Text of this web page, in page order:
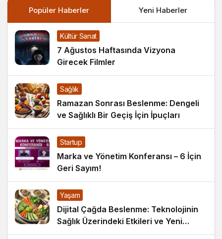
Popüler Haberler Yeni Haberler
Kültür Sanat
7 Ağustos Haftasında Vizyona
Girecek Filmler
Sağlık
Ramazan Sonrası Beslenme: Dengeli
ve Sağlıklı Bir Geçiş İçin İpuçları
Startup
Marka ve Yönetim Konferansı – 6 İçin
Geri Sayım!
Yaşam
Dijital Çağda Beslenme: Teknolojinin
Sağlık Üzerindeki Etkileri ve Yeni
Alışkanlıklar